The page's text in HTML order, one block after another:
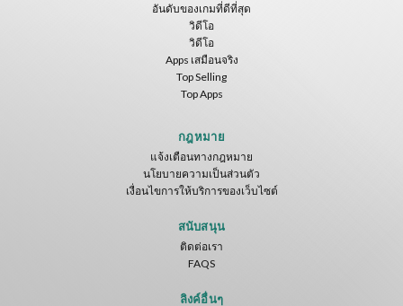
F1 VR Demo
ฟรี
อันดับของเกมที่ดีที่สุด
วิดีโอ
วิดีโอ
Apps เสมือนจริง
Top Selling
Top Apps
กฎหมาย
แจ้งเตือนทางกฎหมาย
นโยบายความเป็นส่วนตัว
เงื่อนไขการให้บริการของเว็บไซต์
สนับสนุน
ติดต่อเรา
FAQS
ลิงค์อื่นๆ